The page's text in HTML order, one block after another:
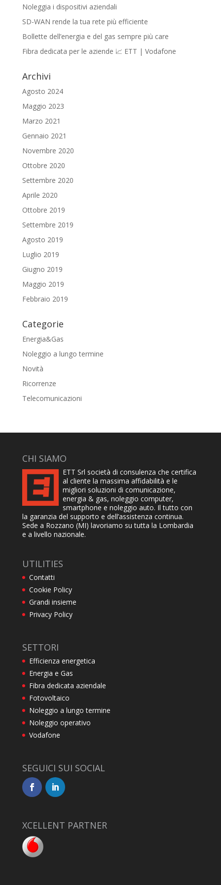
Noleggia i dispositivi aziendali
SD-WAN rende la tua rete più efficiente
Bollette dell’energia e del gas sempre più care
Fibra dedicata per le aziende 📈 ETT | Vodafone
Archivi
Agosto 2024
Maggio 2023
Marzo 2021
Gennaio 2021
Novembre 2020
Ottobre 2020
Settembre 2020
Aprile 2020
Ottobre 2019
Settembre 2019
Agosto 2019
Luglio 2019
Giugno 2019
Maggio 2019
Febbraio 2019
Categorie
Energia&Gas
Noleggio a lungo termine
Novità
Ricorrenze
Telecomunicazioni
CHI SIAMO
ETT Srl società di consulenza che certifica
al cliente la massima affidabilità e le
migliori soluzioni di comunicazione,
energia & gas, noleggio computer,
smartphone e noleggio auto. Il tutto con
la garanzia del supporto e dell’assistenza continua.
Sede a Rozzano (MI) lavoriamo su tutta la Lombardia
e a livello nazionale.
UTILITIES
Contatti
Cookie Policy
Grandi insieme
Privacy Policy
SETTORI
Efficienza energetica
Energia e Gas
Fibra dedicata aziendale
Fotovoltaico
Noleggio a lungo termine
Noleggio operativo
Vodafone
SEGUICI SUI SOCIAL
XCELLENT PARTNER